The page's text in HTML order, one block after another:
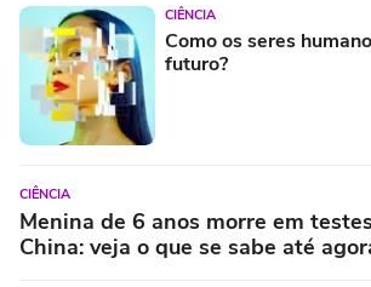
CIÊNCIA
Como os seres
futuro?
CIÊNCIA
Menina de 6 anos morre em
China: veja o que se sabe até